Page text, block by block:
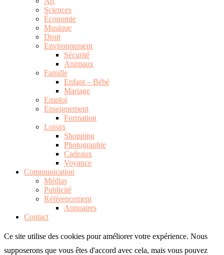
Sciences
Économie
Musique
Droit
Environnement
Sécurité
Animaux
Famille
Enfant – Bébé
Mariage
Emploi
Enseignement
Formation
Loisirs
Shopping
Photographie
Cadeaux
Voyance
Communication
Médias
Publicité
Référencement
Annuaires
Contact
Ce site utilise des cookies pour améliorer votre expérience. Nous
supposerons que vous êtes d'accord avec cela, mais vous pouvez